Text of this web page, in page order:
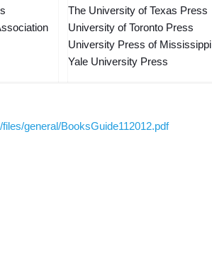
The University of Texas Press
University of Toronto Press
University Press of Mississippi
Yale University Press
general/BooksGuide112012.pdf